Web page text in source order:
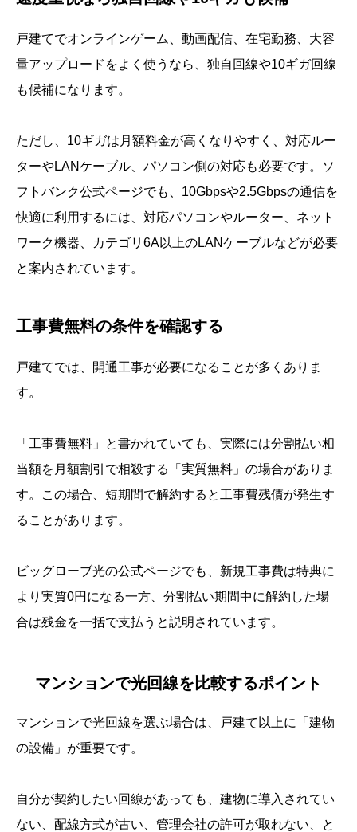
戸建てでオンラインゲーム、動画配信、在宅勤務、大容
量アップロードをよく使うなら、独自回線や10ギガ回線
も候補になります。
ただし、10ギガは月額料金が高くなりやすく、対応ルー
ターやLANケーブル、パソコン側の対応も必要です。ソ
フトバンク公式ページでも、10Gbpsや2.5Gbpsの通信を
快適に利用するには、対応パソコンやルーター、ネット
ワーク機器、カテゴリ6A以上のLANケーブルなどが必要
と案内されています。
工事費無料の条件を確認する
戸建てでは、開通工事が必要になることが多くありま
す。
「工事費無料」と書かれていても、実際には分割払い相
当額を月額割引で相殺する「実質無料」の場合がありま
す。この場合、短期間で解約すると工事費残債が発生す
ることがあります。
ビッグローブ光の公式ページでも、新規工事費は特典に
より実質0円になる一方、分割払い期間中に解約した場
合は残金を一括で支払うと説明されています。
マンションで光回線を比較するポイント
マンションで光回線を選ぶ場合は、戸建て以上に「建物
の設備」が重要です。
自分が契約したい回線があっても、建物に導入されてい
ない、配線方式が古い、管理会社の許可が取れない、と